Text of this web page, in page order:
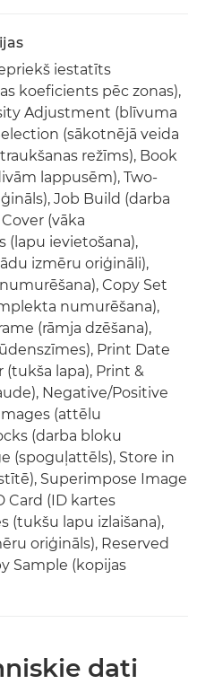
iestatīts
koeficients pēc zonas),
Adjustment (blīvuma
(sākotnējā veida
režīms), Book
lappusēm), Two-
Job Build (darba
(vāka
(lapu ievietošana),
izmēru oriģināli),
Copy Set
numurēšana),
(rāmja dzēšana),
Print Date
lapa), Print &
Negative/Positive
(attēlu
(darba bloku
(spoguļattēls), Store in
Superimpose Image
Card (ID kartes
(tukšu lapu izlaišana),
oriģināls), Reserved
Sample (kopijas
dati